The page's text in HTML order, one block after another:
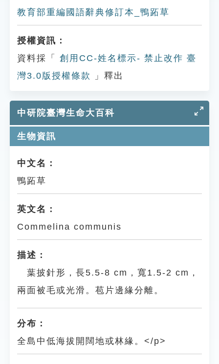
教育部重編國語辭典修訂本_鴨跖草
授權資訊：
資料採「
創用CC-姓名標示- 禁止改作 臺
灣3.0版授權條款
」釋出
中研院臺灣生命大百科
生物資訊
中文名：
鴨跖草
英文名：
Commelina communis
描述：
葉披針形，長5.5-8 cm，寬1.5-2 cm，
兩面被毛或光滑。苞片邊緣分離。
分布：
全島中低海拔開闊地或林緣。</p>